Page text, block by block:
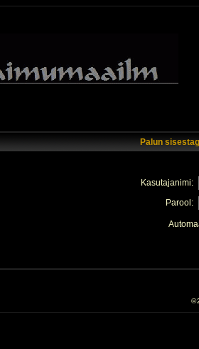
Palun
Kasutajanimi:
Parool:
©